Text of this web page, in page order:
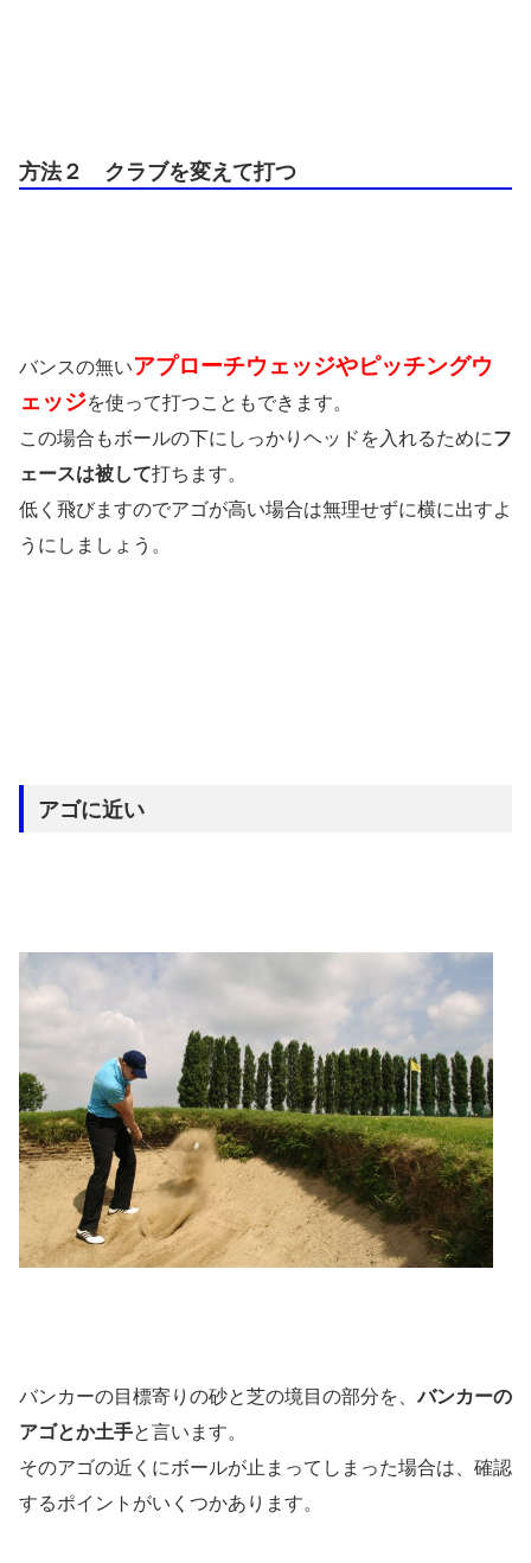
方法２ クラブを変えて打つ
バンスの無いアプローチウェッジやピッチングウ
ェッジを使って打つこともできます。
この場合もボールの下にしっかりヘッドを入れるためにフ
ェースは被して打ちます。
低く飛びますのでアゴが高い場合は無理せずに横に出すよ
うにしましょう。
アゴに近い
バンカーの目標寄りの砂と芝の境目の部分を、バンカーの
アゴとか土手と言います。
そのアゴの近くにボールが止まってしまった場合は、確認
するポイントがいくつかあります。